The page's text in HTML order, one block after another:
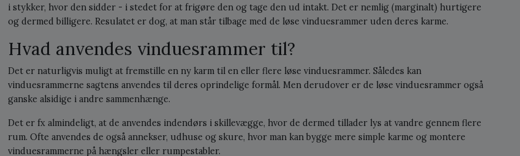
i stykker, hvor den sidder - i stedet for at frigøre den og tage den ud intakt. Det er nemlig (marginalt) hurtigere
og dermed billigere. Resulatet er dog, at man står tilbage med de løse vinduesrammer uden deres karme.
Hvad anvendes vinduesrammer til?
Det er naturligvis muligt at fremstille en ny karm til en eller flere løse vinduesrammer. Således kan
vinduesrammerne sagtens anvendes til deres oprindelige formål. Men derudover er de løse vinduesrammer også
ganske alsidige i andre sammenhænge.
Det er fx almindeligt, at de anvendes indendørs i skillevægge, hvor de dermed tillader lys at vandre gennem flere
rum. Ofte anvendes de også annekser, udhuse og skure, hvor man kan bygge mere simple karme og montere
vinduesrammerne på hængsler eller rumpestabler.